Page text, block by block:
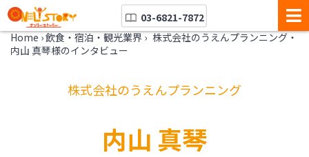
03-6821-7872
Home ›飲食・宿泊・観光業界 › 株式会社のうえんプランニング・
内山 真琴様のインタビュー
株式会社のうえんプランニング
内山 真琴